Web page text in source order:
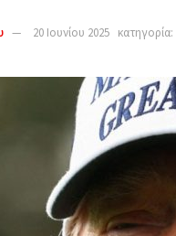
20 Ιουνίου 2025 κατηγορία: